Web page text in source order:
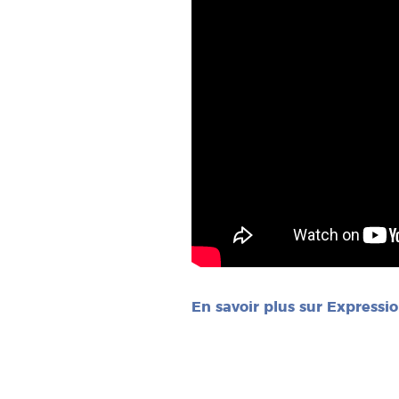
En savoir plus sur